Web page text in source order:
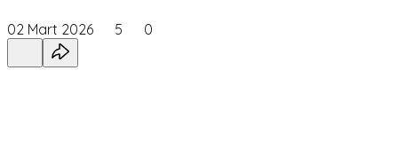
02 Mart 2026 5 0